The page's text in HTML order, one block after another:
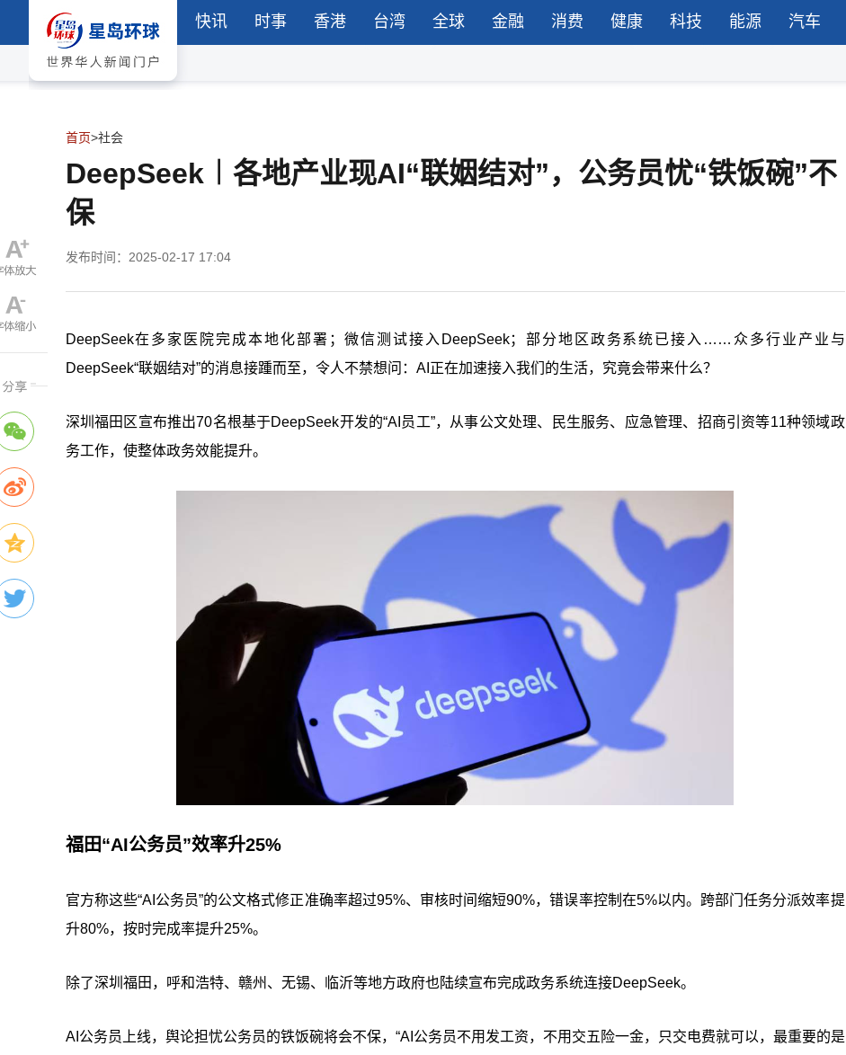
快讯 时事 香港 台湾 全球 金融 消费 健康 科技 能源 汽车
首页>社会
DeepSeek︱各地产业现AI“联姻结对”，公务员忧“铁饭碗”不
保
发布时间：2025-02-17 17:04
DeepSeek在多家医院完成本地化部署；微信测试接入 DeepSeek；部分地区政务系统已接入 …… 众多行业产业与
DeepSeek“联姻结对”的消息接踵而至，令人不禁想问： AI 正在加速接入我们的生活，究竟会带来什么？
深圳福田区宣布推出70名根基于DeepSeek开发的“AI员工”，从事公文处理、民生服务、应急管理、招商引资等11种领域政
务工作，使整体政务效能提升。
福田“AI公务员”效率升25%
官方称这些“AI公务员”的公文格式修正准确率超过95%、审核时间缩短90%，错误率控制在5%以内。跨部门任务分派效率提
升80%，按时完成率提升25%。
除了深圳福田，呼和浩特、赣州、无锡、临沂等地方政府也陆续宣布完成政务系统连接DeepSeek。
AI公务员上线，舆论担忧公务员的铁饭碗将会不保，“AI公务员不用发工资，不用交五险一金，只交电费就可以，最重要的是